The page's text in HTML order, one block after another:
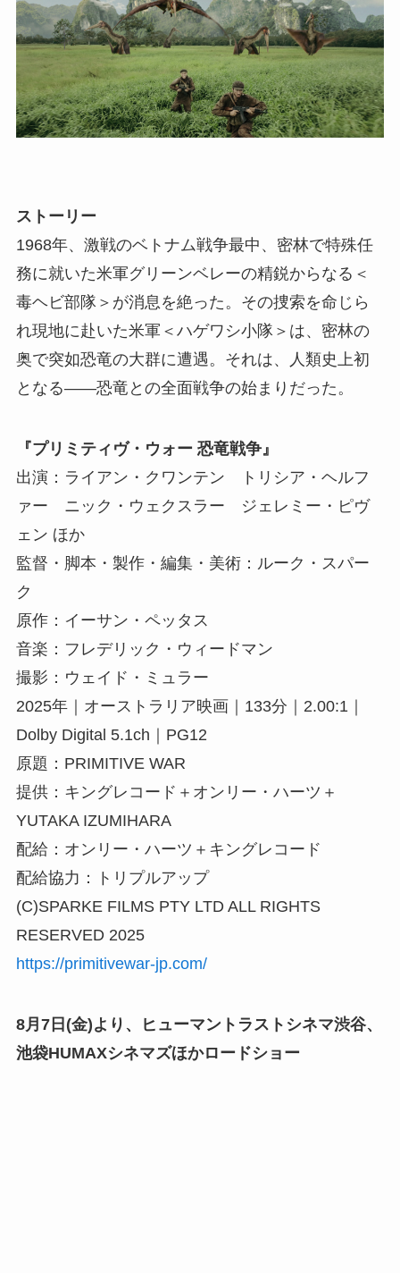
ストーリー
1968年、激戦のベトナム戦争最中、密林で特殊任
務に就いた米軍グリーンベレーの精鋭からなる＜
毒ヘビ部隊＞が消息を絶った。その捜索を命じら
れ現地に赴いた米軍＜ハゲワシ小隊＞は、密林の
奥で突如恐竜の大群に遭遇。それは、人類史上初
となる――恐竜との全面戦争の始まりだった。
『プリミティヴ・ウォー 恐竜戦争』
出演：ライアン・クワンテン トリシア・ヘルフ
ァー ニック・ウェクスラー ジェレミー・ピヴ
ェン ほか
監督・脚本・製作・編集・美術：ルーク・スパー
ク
原作：イーサン・ペッタス
音楽：フレデリック・ウィードマン
撮影：ウェイド・ミュラー
2025年｜オーストラリア映画｜133分｜2.00:1｜
Dolby Digital 5.1ch｜PG12
原題：PRIMITIVE WAR
提供：キングレコード＋オンリー・ハーツ＋
YUTAKA IZUMIHARA
配給：オンリー・ハーツ＋キングレコード
配給協力：トリプルアップ
(C)SPARKE FILMS PTY LTD ALL RIGHTS
RESERVED 2025
https://primitivewar-jp.com/
8月7日(金)より、ヒューマントラストシネマ渋谷、
池袋HUMAXシネマズほかロードショー